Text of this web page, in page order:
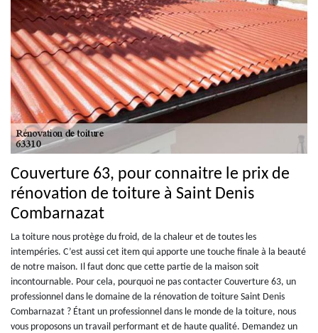
Couverture 63, pour connaitre le prix de
rénovation de toiture à Saint Denis
Combarnazat
La toiture nous protège du froid, de la chaleur et de toutes les
intempéries. C’est aussi cet item qui apporte une touche finale à la beauté
de notre maison. Il faut donc que cette partie de la maison soit
incontournable. Pour cela, pourquoi ne pas contacter Couverture 63, un
professionnel dans le domaine de la rénovation de toiture Saint Denis
Combarnazat ? Étant un professionnel dans le monde de la toiture, nous
vous proposons un travail performant et de haute qualité. Demandez un